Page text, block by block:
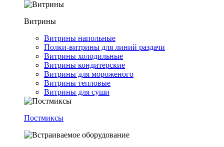
Витрины
Витрины напольные
Полки-витрины для линий раздачи
Витрины холодильные
Витрины кондитерские
Витрины для мороженого
Витрины тепловые
Витрины для суши
Постмиксы